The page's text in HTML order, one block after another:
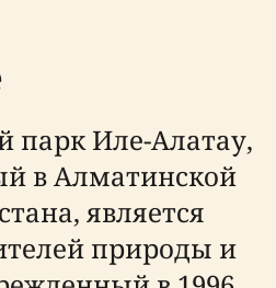
парк Иле-Алатау,
в Алматинской
является
природы и